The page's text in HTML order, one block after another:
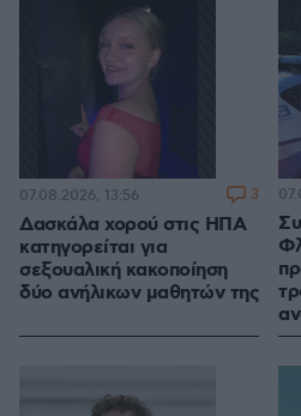
Δασκάλα χορού στις ΗΠΑ
κατηγορείται για
σεξουαλική κακοποίηση
δύο ανήλικων μαθητών της
07.08.2026, 13:56 3